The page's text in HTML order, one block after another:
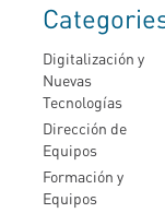
Digitalización y
Nuevas
Tecnologías
Dirección de
Equipos
Formación y
Equipos